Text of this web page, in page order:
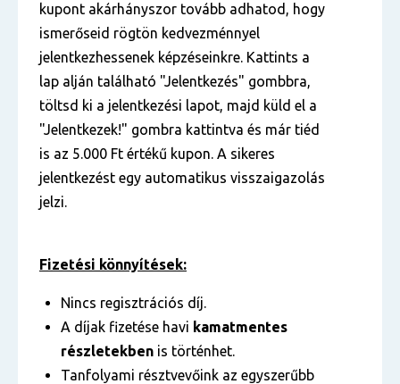
kupont akárhányszor tovább adhatod, hogy
ismerőseid rögtön kedvezménnyel
jelentkezhessenek képzéseinkre. Kattints a
lap alján található "Jelentkezés" gombbra,
töltsd ki a jelentkezési lapot, majd küld el a
"Jelentkezek!" gombra kattintva és már tiéd
is az 5.000 Ft értékű kupon. A sikeres
jelentkezést egy automatikus visszaigazolás
jelzi.
Fizetési könnyítések:
Nincs regisztrációs díj.
A díjak fizetése havi kamatmentes
részletekben is történhet.
Tanfolyami résztvevőink az egyszerűbb